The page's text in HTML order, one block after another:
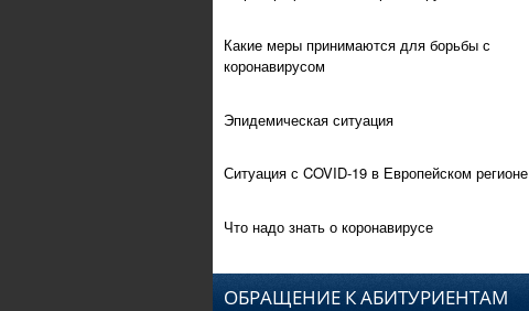
Какие меры принимаются для борьбы с
коронавирусом
Эпидемическая ситуация
Ситуация с COVID-19 в Европейском регионе
Что надо знать о коронавирусе
ОБРАЩЕНИЕ К АБИТУРИЕНТАМ